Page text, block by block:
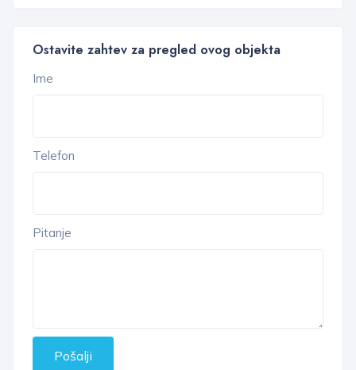
Ostavite zahtev za pregled ovog objekta
Ime
Telefon
Pitanje
Pošalji